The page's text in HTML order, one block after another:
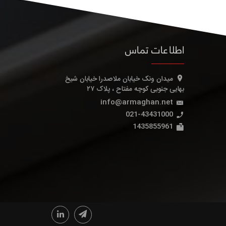
اطلاعات تماس
میدان ونک خیابان ملاصدرا خیابان شیخ
بهایی جنوبی کوچه مفتاح ، پلاک ۲۷
info@armaghan.net
021-43431000
1435855961